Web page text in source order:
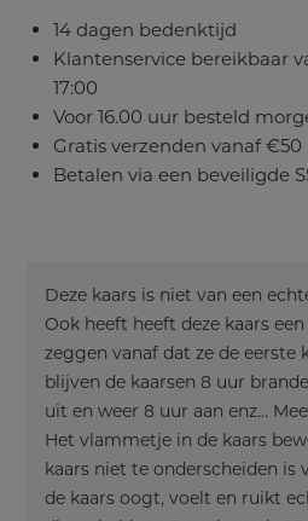
14 dagen bedenktijd
Klantenservice bereikbaar
17:00
Voor 16.00 uur besteld
Gratis verzenden vanaf €50
Betalen via een beveiligde
Deze kaars is niet van een
Ook heeft heeft deze kaars
zeggen vanaf dat ze de eerste
blijven de kaarsen 8 uur
uit en weer 8 uur aan enz…
Het vlammetje in de kaars
kaars niet te onderscheiden is
de kaars oogt, voelt en ruikt